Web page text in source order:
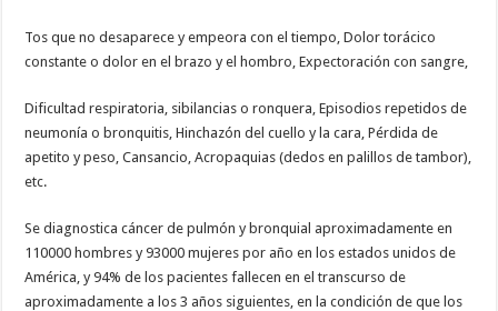
Tos que no desaparece y empeora con el tiempo, Dolor torácico
constante o dolor en el brazo y el hombro, Expectoración con sangre,
Dificultad respiratoria, sibilancias o ronquera, Episodios repetidos de
neumonía o bronquitis, Hinchazón del cuello y la cara, Pérdida de
apetito y peso, Cansancio, Acropaquias (dedos en palillos de tambor),
etc.
Se diagnostica cáncer de pulmón y bronquial aproximadamente en
110000 hombres y 93000 mujeres por año en los estados unidos de
América, y 94% de los pacientes fallecen en el transcurso de
aproximadamente a los 3 años siguientes, en la condición de que los